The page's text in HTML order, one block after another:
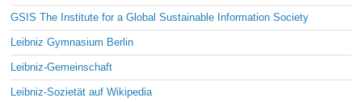
GSIS The Institute for a Global Sustainable Information Society
Leibniz Gymnasium Berlin
Leibniz-Gemeinschaft
Leibniz-Sozietät auf Wikipedia